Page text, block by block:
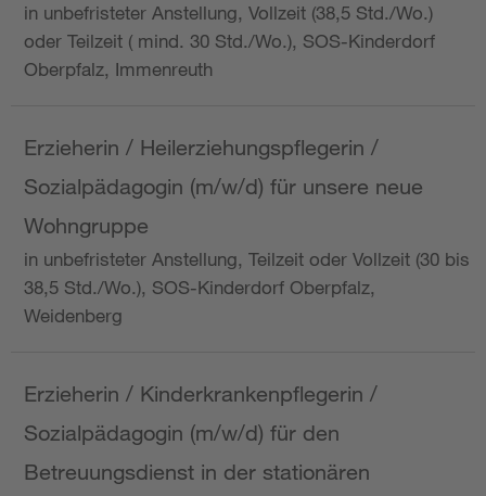
in unbefristeter Anstellung, Vollzeit (38,5 Std./Wo.)
oder Teilzeit ( mind. 30 Std./Wo.), SOS-Kinderdorf
Oberpfalz, Immenreuth
Erzieherin / Heilerziehungspflegerin /
Sozialpädagogin (m/w/d) für unsere neue
Wohngruppe
in unbefristeter Anstellung, Teilzeit oder Vollzeit (30 bis
38,5 Std./Wo.), SOS-Kinderdorf Oberpfalz,
Weidenberg
Erzieherin / Kinderkrankenpflegerin /
Sozialpädagogin (m/w/d) für den
Betreuungsdienst in der stationären